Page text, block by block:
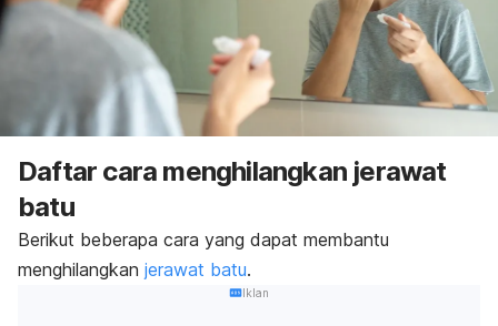
Daftar cara menghilangkan jerawat
batu
Berikut beberapa cara yang dapat membantu
menghilangkan jerawat batu.
Iklan